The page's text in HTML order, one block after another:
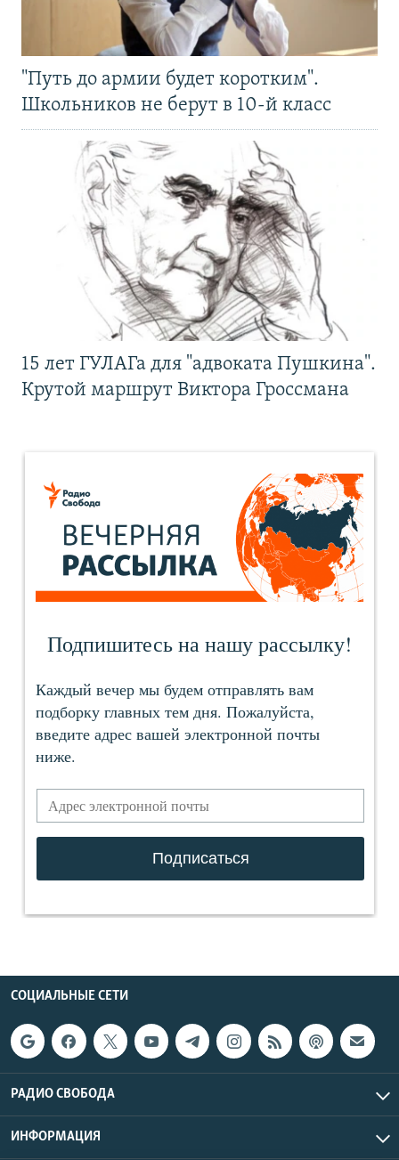
"Путь до армии будет коротким".
Школьников не берут в 10-й класс
15 лет ГУЛАГа для "адвоката Пушкина".
Крутой маршрут Виктора Гроссмана
СОЦИАЛЬНЫЕ СЕТИ
РАДИО СВОБОДА
ИНФОРМАЦИЯ